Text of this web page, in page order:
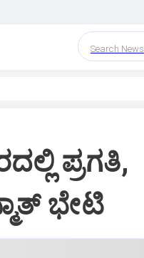
Search News
ಪ್ರಗತಿ,
ಭೇಟಿ